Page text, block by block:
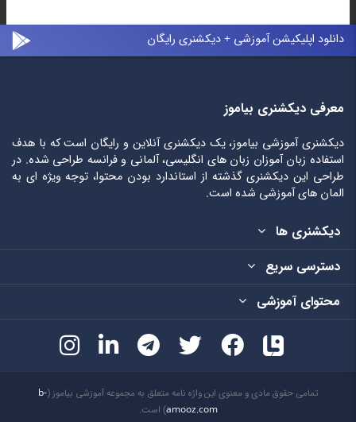
دانلود اپلیکیشن آموزشی + دیکشنری رایگان
معرفی دیکشنری بیاموز
دیکشنری آموزشی بیاموز، یک دیکشنری آنلاین و رایگان است که با هدف
استفاده زبان آموزان زبان های انگلیسی، آلمانی و فرانسه طراحی شده. در
طراحی این دیکشنری گذشته از استاندارد بودن محتوا، توجه ویژه ای به
المان های آموزشی شده است.
دیکشنری ها
دسترسی سریع
محتوای آموزشی
تمامی حقوق مادی و معنوی این واژه نامه متعلق به مجموعه آموزشی بیاموز (b-
amooz.com) است.